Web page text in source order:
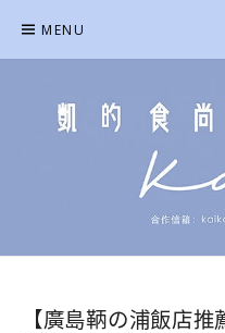
content
MENU
【廣島鞆の浦飯店